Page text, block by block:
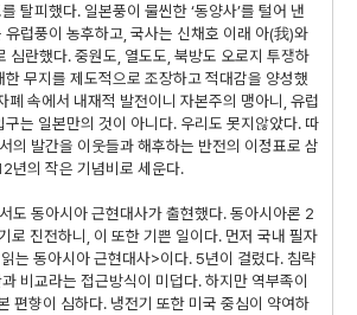
탈피했다. 일본풍이 물씬한 ‘동양사’를 털어 낸
유럽풍이 농후하고, 국사는 신채호 이래 아(我)와
심란했다. 중원도, 열도도, 북방도 오로지 투쟁하
무지를 제도적으로 조장하고 적대감을 양성했
폐 속에서 내재적 발전이니 자본주의 맹아니, 유럽
는 일본만의 것이 아니다. 우리도 못지않았다. 따
의 발간을 이웃들과 해후하는 반전의 이정표로 삼
년의 작은 기념비로 세운다.
도 동아시아 근현대사가 출현했다. 동아시아론 2
로 진전하니, 이 또한 기쁜 일이다. 먼저 국내 필자
는 동아시아 근현대사>이다. 5년이 걸렸다. 침략
비교라는 접근방식이 미덥다. 하지만 역부족이
편향이 심하다. 냉전기 또한 미국 중심이 약여하